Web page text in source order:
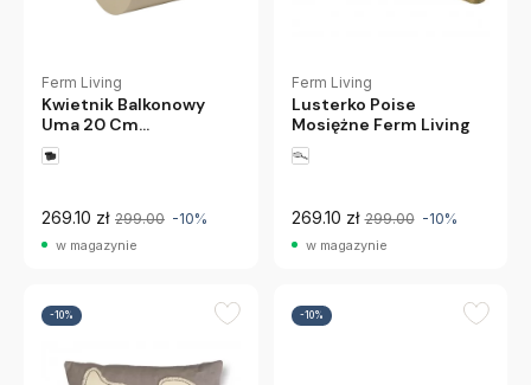
Ferm Living
Kwietnik Balkonowy
Uma 20 Cm
Kaszmirowy Ferm
Living
269.10 zł 299.00 -10%
w magazynie
Ferm Living
Lusterko Poise
Mosiężne Ferm Living
269.10 zł 299.00 -10%
w magazynie
-10% -10%